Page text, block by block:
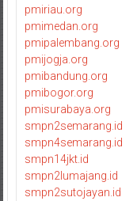
pmiriau.org
pmimedan.org
pmipalembang.org
pmijogja.org
pmibandung.org
pmibogor.org
pmisurabaya.org
smpn2semarang.id
smpn4semarang.id
smpn14jkt.id
smpn2lumajang.id
smpn2sutojayan.id